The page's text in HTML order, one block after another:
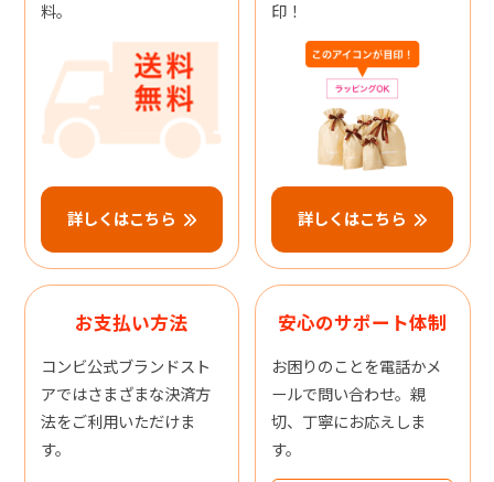
料。
詳しくはこちら
印！
詳しくはこちら
お支払い方法
コンビ公式ブランドスト
アではさまざまな決済方
法をご利用いただけま
す。
安心のサポート体制
お困りのことを電話かメ
ールで問い合わせ。親
切、丁寧にお応えしま
す。